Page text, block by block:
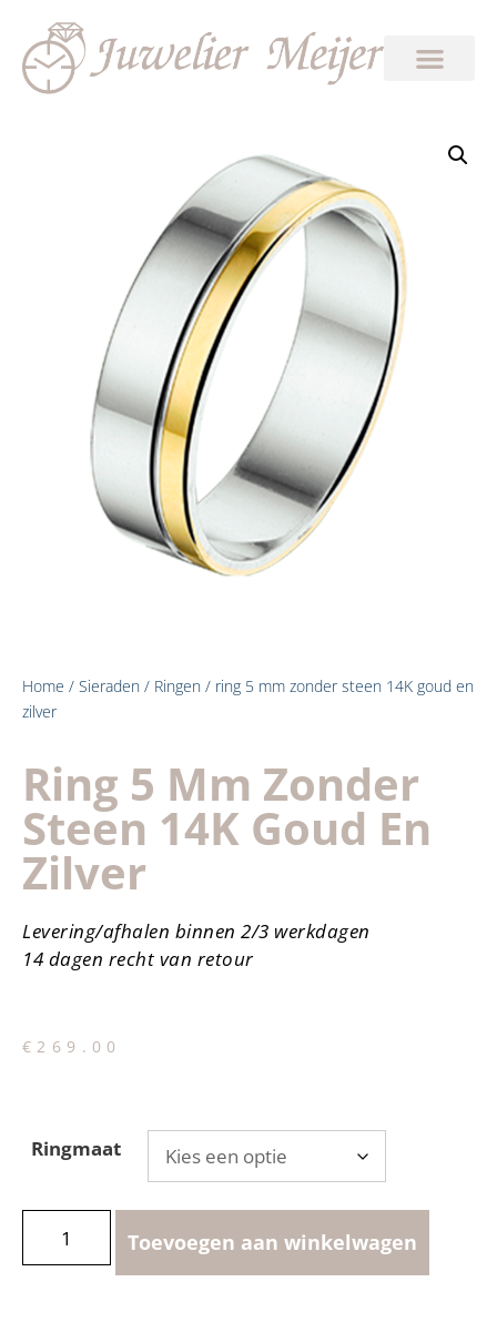
Home / Sieraden / Ringen / ring 5 mm zonder steen 14K goud en
zilver
Ring 5 Mm Zonder
Steen 14K Goud En
Zilver
Levering/afhalen binnen 2/3 werkdagen
14 dagen recht van retour
€ 269.00
Ringmaat
Toevoegen aan winkelwagen